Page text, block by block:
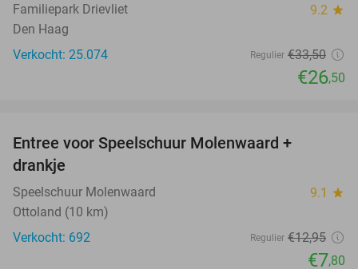
Familiepark Drievliet 9.2 star
Den Haag
Verkocht: 25.074
Regulier €33,50
€26,50
Entree voor Speelschuur Molenwaard +
drankje
Speelschuur Molenwaard 9.1 star
Ottoland (10 km)
Verkocht: 692
Regulier €12,95
€7,80